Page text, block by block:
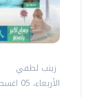
زينب لطفي
الأربعاء، 05 اغسطس 2026 01:52 م